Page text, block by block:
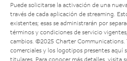
Puede solicitarse la activación de una
través de cada aplicación de streaming.
existentes; esas se administrarán por
términos y condiciones de servicio
cambios. ©2025 Charter Communications.
comerciales y los logotipos presentes aquí
titulares. Para conocer más detalles, visita